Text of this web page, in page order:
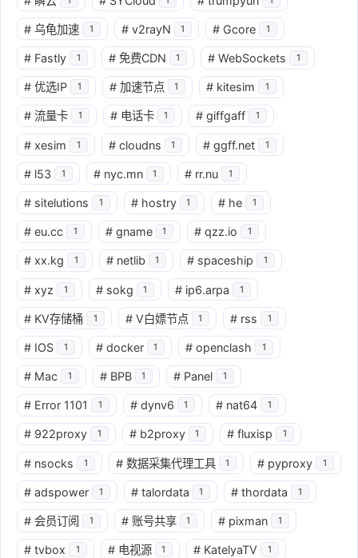
# 乌龟加速 1 # v2rayN 1 # Gcore 1
# Fastly 1 # 免费CDN 1 # WebSockets 1
# 优选IP 1 # 加速节点 1 # kitesim 1
# 流量卡 1 # 电话卡 1 # giffgaff 1
# xesim 1 # cloudns 1 # ggff.net 1
# l53 1 # nyc.mn 1 # rr.nu 1
# sitelutions 1 # hostry 1 # he 1
# eu.cc 1 # gname 1 # qzz.io 1
# xx.kg 1 # netlib 1 # spaceship 1
# xyz 1 # sokg 1 # ip6.arpa 1
# KV存储桶 1 # V白嫖节点 1 # rss 1
# IOS 1 # docker 1 # openclash 1
# Mac 1 # BPB 1 # Panel 1
# Error 1101 1 # dynv6 1 # nat64 1
# 922proxy 1 # b2proxy 1 # fluxisp 1
# nsocks 1 # 数据采集代理工具 1 # pyproxy 1
# adspower 1 # talordata 1 # thordata 1
# 会员订阅 1 # 账号共享 1 # pixman 1
# tvbox 1 # 电视源 1 # KatelyaTV 1